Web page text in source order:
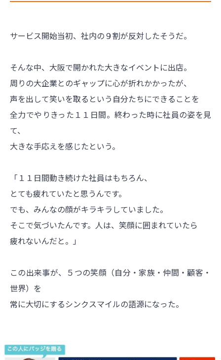
サービス開始当初、社内の９割が反対したそうだ。
そんな中、大阪で開かれた大きなイベントに出店。
周りの大企業とのギャップに心が折れかかったが、
声を出して笑いを取るという自分たちにできることを
全力でやりきった１１日間。終わった時に社員の姿を見
て、
大きな手応えを感じたという。
「１１日間動き続けた社員はもちろん、
とても疲れていたと思うんです。
でも、みんなの顔がキラキラしていました。
そこで気づいたんです。人は、笑顔に囲まれていたら
疲れないんだと。」
この出来事が、５つの笑顔（自分・家族・仲間・顧客・
世界）を
常に大切にするシンクスマイルの語源になった。